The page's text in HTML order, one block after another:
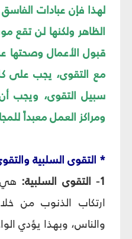
لهذا فإن عبادات
الظاهر ولكنها لن تقع
قبول الأعمال وصحتها
مع التقوى، يجب على
سبيل التقوى، ويجب
ومراكز العمل معبداً
* التقوى السلبية
1- التقوى السلبية:
هي
ارتكاب الذنوب من
والناس، وبهذا يؤدي